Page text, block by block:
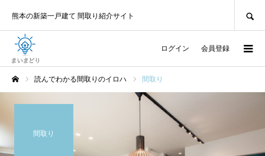
熊本の新築一戸建て 間取り紹介サイト
ログイン 会員登録
読んでわかる間取りのイロハ 間取り
間取り